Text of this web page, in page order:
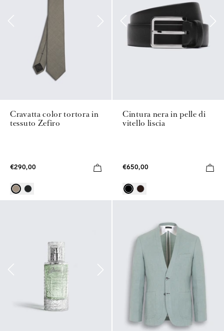
Cravatta color tortora in
tessuto Zefiro
€290,00
Cintura nera in pelle di
vitello liscia
€650,00